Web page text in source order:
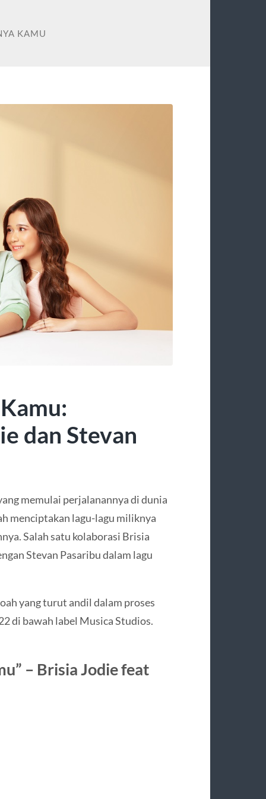
KAMU
dan Stevan
memulai perjalanannya di dunia
menciptakan lagu-lagu miliknya
Salah satu kolaborasi Brisia
Stevan Pasaribu dalam lagu
yang turut andil dalam proses
di bawah label Musica Studios.
– Brisia Jodie feat